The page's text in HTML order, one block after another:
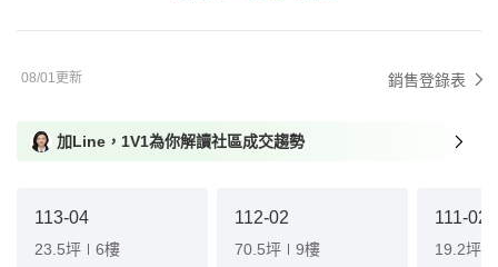
08/01更新 銷售登錄表
加Line，1V1為你解讀社區成交趨勢
113-04
23.5坪 6樓
112-02
70.5坪 9樓
111-02
19.2坪